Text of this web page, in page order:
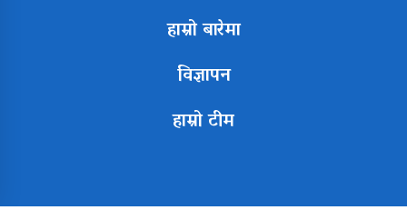
हाम्रो बारेमा
विज्ञापन
हाम्रो टीम